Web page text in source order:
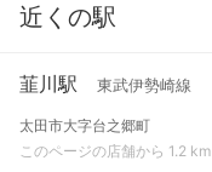
近くの駅
韮川駅 東武伊勢崎線
太田市大字台之郷町
このページの店舗から 1.2 km